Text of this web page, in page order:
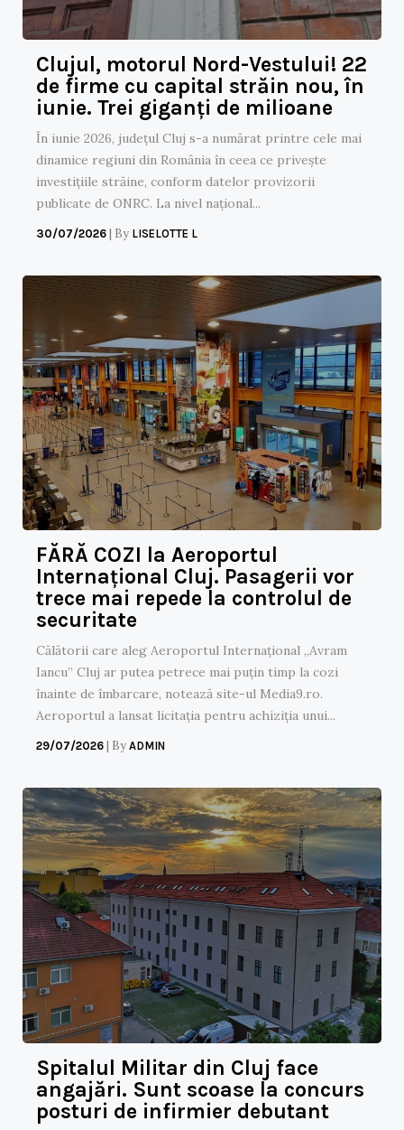
Clujul, motorul Nord-Vestului! 22
de firme cu capital străin nou, în
iunie. Trei giganți de milioane
În iunie 2026, județul Cluj s-a numărat printre cele mai
dinamice regiuni din România în ceea ce privește
investițiile străine, conform datelor provizorii
publicate de ONRC. La nivel național...
30/07/2026 | By LISELOTTE L
FĂRĂ COZI la Aeroportul
Internațional Cluj. Pasagerii vor
trece mai repede la controlul de
securitate
Călătorii care aleg Aeroportul Internațional „Avram
Iancu” Cluj ar putea petrece mai puțin timp la cozi
înainte de îmbarcare, notează site-ul Media9.ro.
Aeroportul a lansat licitația pentru achiziția unui...
29/07/2026 By ADMIN
Spitalul Militar din Cluj face
angajări. Sunt scoase la concurs
posturi de infirmier debutant